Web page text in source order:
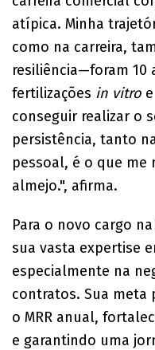
atípica. Minha
como na carreira,
resiliência—foram 10
fertilizações in vitro
conseguir realizar o
persistência, tanto
pessoal, é o que me
almejo.", afirma.
Para o novo cargo
sua vasta expertise
especialmente na
contratos. Sua meta
o MRR anual,
e garantindo uma